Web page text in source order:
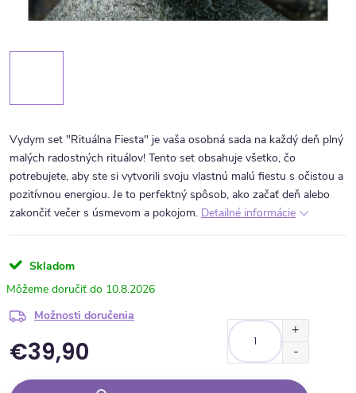
Vydym set "Rituálna Fiesta" je vaša osobná sada na každý deň plný
malých radostných rituálov! Tento set obsahuje všetko, čo
potrebujete, aby ste si vytvorili svoju vlastnú malú fiestu s očistou a
pozitívnou energiou. Je to perfektný spôsob, ako začať deň alebo
zakončiť večer s úsmevom a pokojom. Detailné informácie
Skladom
10.8.2026
Možnosti doručenia
€39,90